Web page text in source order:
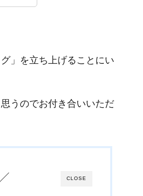
」を立ち上げることにい
うのでお付き合いいただ
CLOSE